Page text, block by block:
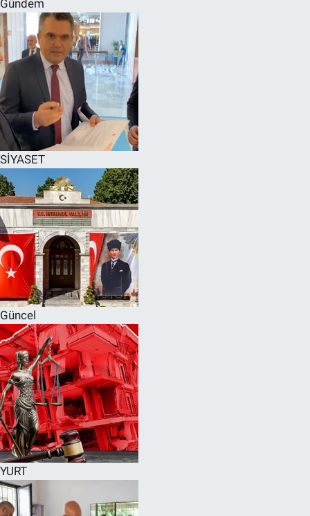
Gündem
SİYASET
Güncel
YURT
SPOR
RESMİ İLANLAR